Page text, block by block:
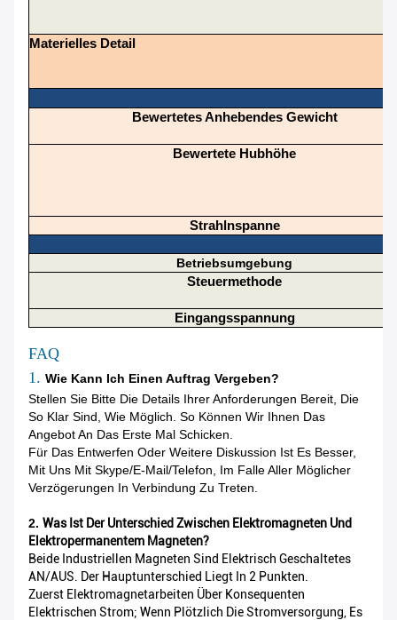
Materielles Detail
Bewertetes Anhebendes Gewicht
Bewertete Hubhöhe
Strahlnspanne
Betriebsumgebung
Steuermethode
Eingangsspannung
FAQ
1. Wie Kann Ich Einen Auftrag Vergeben?
Stellen Sie Bitte Die Details Ihrer Anforderungen Bereit, Die
So Klar Sind, Wie Möglich. So Können Wir Ihnen Das
Angebot An Das Erste Mal Schicken.
Für Das Entwerfen Oder Weitere Diskussion Ist Es Besser,
Mit Uns Mit Skype/E-Mail/Telefon, Im Falle Aller Möglicher
Verzögerungen In Verbindung Zu Treten.
2. Was Ist Der Unterschied Zwischen Elektromagneten Und
Elektropermanentem Magneten?
Beide Industriellen Magneten Sind Elektrisch Geschaltetes
AN/AUS. Der Hauptunterschied Liegt In 2 Punkten.
Zuerst Elektromagnetarbeiten Über Konsequenten
Elektrischen Strom; Wenn Plötzlich Die Stromversorgung, Es